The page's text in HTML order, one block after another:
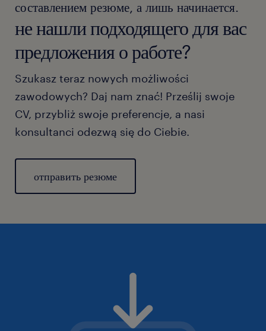
составлением резюме, а лишь начинается.
не нашли подходящего для вас
предложения о работе?
Szukasz teraz nowych możliwości
zawodowych? Daj nam znać! Prześlij swoje
CV, przybliż swoje preferencje, a nasi
konsultanci odezwą się do Ciebie.
отправить резюме